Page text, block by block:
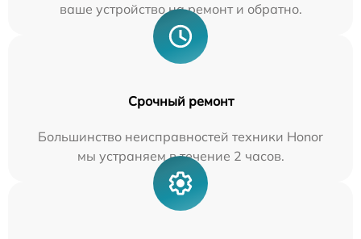
ваше устройство на ремонт и обратно.
Срочный ремонт
Большинство неисправностей техники Honor
мы устраняем в течение 2 часов.